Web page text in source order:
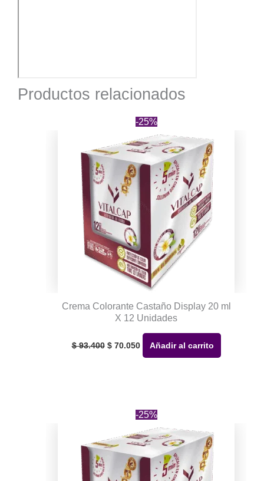
Productos relacionados
-25%
Crema Colorante Castaño Display 20 ml
X 12 Unidades
$93.400 precio
$70.050
El
precio
actual
Añadir al carrito
-25%